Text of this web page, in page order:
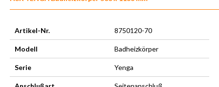
Artikel-Nr. 8750120-70
Modell Badheizkörper
Serie Yenga